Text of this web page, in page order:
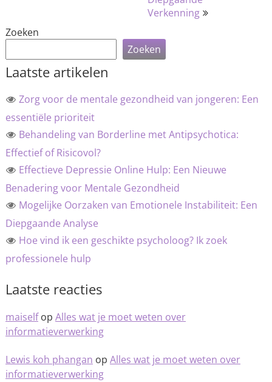
Verkenning
Zoeken
Zoeken
Laatste artikelen
Zorg voor de mentale gezondheid van jongeren: Een
essentiële prioriteit
Behandeling van Borderline met Antipsychotica:
Effectief of Risicovol?
Effectieve Depressie Online Hulp: Een Nieuwe
Benadering voor Mentale Gezondheid
Mogelijke Oorzaken van Emotionele Instabiliteit: Een
Diepgaande Analyse
Hoe vind ik een geschikte psycholoog? Ik zoek
professionele hulp
Laatste reacties
maiselfop Alles wat je moet weten over
informatieverwerking
Lewis koh phangan op Alles wat je moet weten over
informatieverwerking